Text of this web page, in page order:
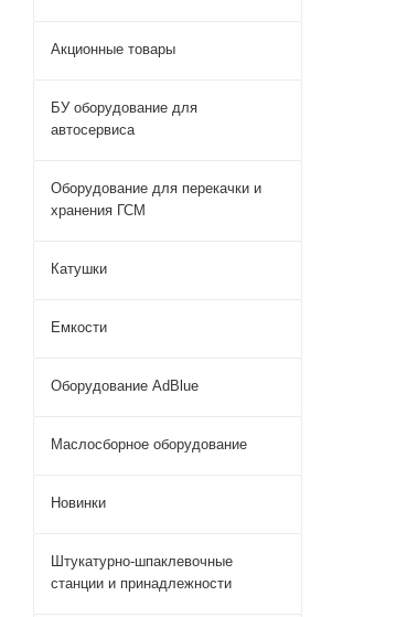
Акционные товары
БУ оборудование для
автосервиса
Оборудование для перекачки и
хранения ГСМ
Катушки
Емкости
Оборудование AdBlue
Маслосборное оборудование
Новинки
Штукатурно-шпаклевочные
станции и принадлежности